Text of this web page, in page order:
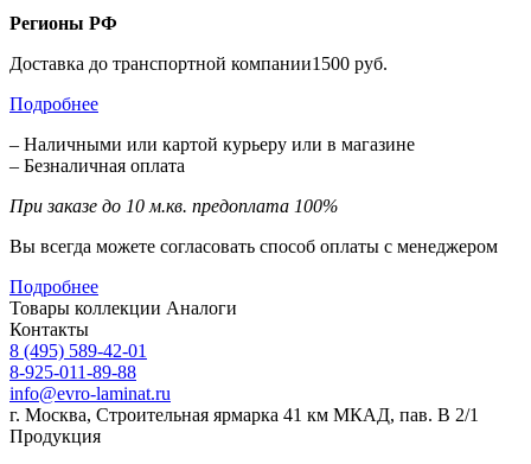
Регионы РФ
Доставка до транспортной компании1500 руб.
Подробнее
– Наличными или картой курьеру или в магазине
– Безналичная оплата
При заказе до 10 м.кв. предоплата 100%
Вы всегда можете согласовать способ оплаты с менеджером
Подробнее
Товары коллекции Аналоги
Контакты
8 (495) 589-42-01
8-925-011-89-88
info@evro-laminat.ru
г. Москва, Строительная ярмарка 41 км МКАД, пав. В 2/1
Продукция